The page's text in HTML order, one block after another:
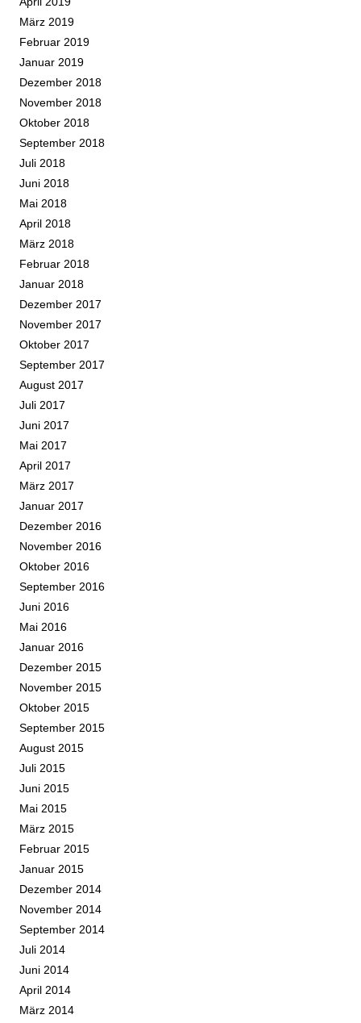
März 2019
Februar 2019
Januar 2019
Dezember 2018
November 2018
Oktober 2018
September 2018
Juli 2018
Juni 2018
Mai 2018
April 2018
März 2018
Februar 2018
Januar 2018
Dezember 2017
November 2017
Oktober 2017
September 2017
August 2017
Juli 2017
Juni 2017
Mai 2017
April 2017
März 2017
Januar 2017
Dezember 2016
November 2016
Oktober 2016
September 2016
Juni 2016
Mai 2016
Januar 2016
Dezember 2015
November 2015
Oktober 2015
September 2015
August 2015
Juli 2015
Juni 2015
Mai 2015
März 2015
Februar 2015
Januar 2015
Dezember 2014
November 2014
September 2014
Juli 2014
Juni 2014
April 2014
März 2014